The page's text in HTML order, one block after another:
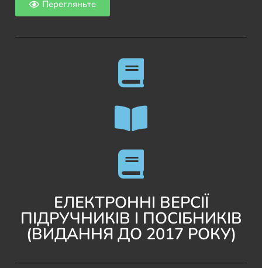
Перегляньте
ЕЛЕКТРОННІ ВЕРСІЇ
ПІДРУЧНИКІВ І ПОСІБНИКІВ
(ВИДАННЯ ДО 2017 РОКУ)